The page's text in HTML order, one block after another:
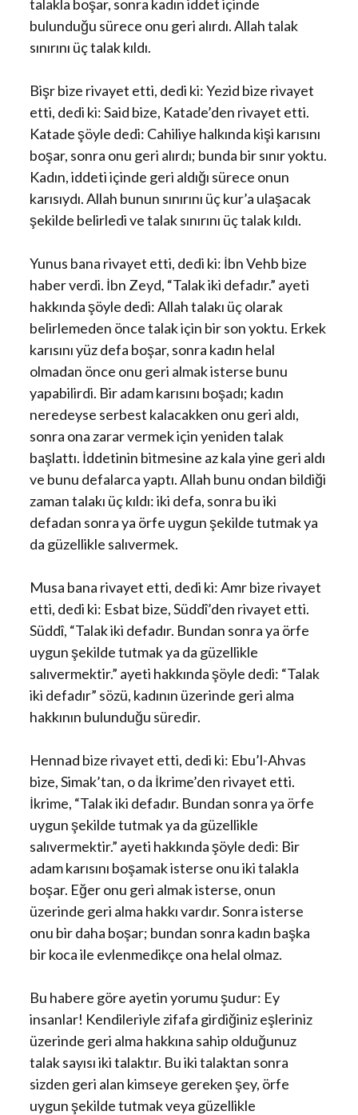
talakla boşar, sonra kadın iddet içinde
bulunduğu sürece onu geri alırdı. Allah talak
sınırını üç talak kıldı.
Bişr bize rivayet etti, dedi ki: Yezid bize rivayet
etti, dedi ki: Said bize, Katade’den rivayet etti.
Katade şöyle dedi: Cahiliye halkında kişi karısını
boşar, sonra onu geri alırdı; bunda bir sınır yoktu.
Kadın, iddeti içinde geri aldığı sürece onun
karısıydı. Allah bunun sınırını üç kur’a ulaşacak
şekilde belirledi ve talak sınırını üç talak kıldı.
Yunus bana rivayet etti, dedi ki: İbn Vehb bize
haber verdi. İbn Zeyd, “Talak iki defadır.” ayeti
hakkında şöyle dedi: Allah talakı üç olarak
belirlemeden önce talak için bir son yoktu. Erkek
karısını yüz defa boşar, sonra kadın helal
olmadan önce onu geri almak isterse bunu
yapabilirdi. Bir adam karısını boşadı; kadın
neredeyse serbest kalacakken onu geri aldı,
sonra ona zarar vermek için yeniden talak
başlattı. İddetinin bitmesine az kala yine geri aldı
ve bunu defalarca yaptı. Allah bunu ondan bildiği
zaman talakı üç kıldı: iki defa, sonra bu iki
defadan sonra ya örfe uygun şekilde tutmak ya
da güzellikle salıvermek.
Musa bana rivayet etti, dedi ki: Amr bize rivayet
etti, dedi ki: Esbat bize, Süddî’den rivayet etti.
Süddî, “Talak iki defadır. Bundan sonra ya örfe
uygun şekilde tutmak ya da güzellikle
salıvermektir.” ayeti hakkında şöyle dedi: “Talak
iki defadır” sözü, kadının üzerinde geri alma
hakkının bulunduğu süredir.
Hennad bize rivayet etti, dedi ki: Ebu’l-Ahvas
bize, Simak’tan, o da İkrime’den rivayet etti.
İkrime, “Talak iki defadır. Bundan sonra ya örfe
uygun şekilde tutmak ya da güzellikle
salıvermektir.” ayeti hakkında şöyle dedi: Bir
adam karısını boşamak isterse onu iki talakla
boşar. Eğer onu geri almak isterse, onun
üzerinde geri alma hakkı vardır. Sonra isterse
onu bir daha boşar; bundan sonra kadın başka
bir koca ile evlenmedikçe ona helal olmaz.
Bu habere göre ayetin yorumu şudur: Ey
insanlar! Kendileriyle zifafa girdiğiniz eşleriniz
üzerinde geri alma hakkına sahip olduğunuz
talak sayısı iki talaktır. Bu iki talaktan sonra
sizden geri alan kimseye gereken şey, örfe
uygun şekilde tutmak veya güzellikle